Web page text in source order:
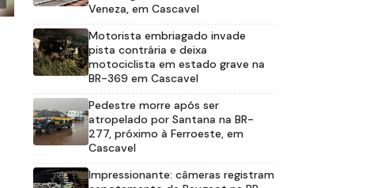
Veneza, em Cascavel
Motorista embriagado invade
pista contrária e deixa
motociclista em estado grave na
BR-369 em Cascavel
Pedestre morre após ser
atropelado por Santana na BR-
277, próximo à Ferroeste, em
Cascavel
Impressionante: câmeras registram